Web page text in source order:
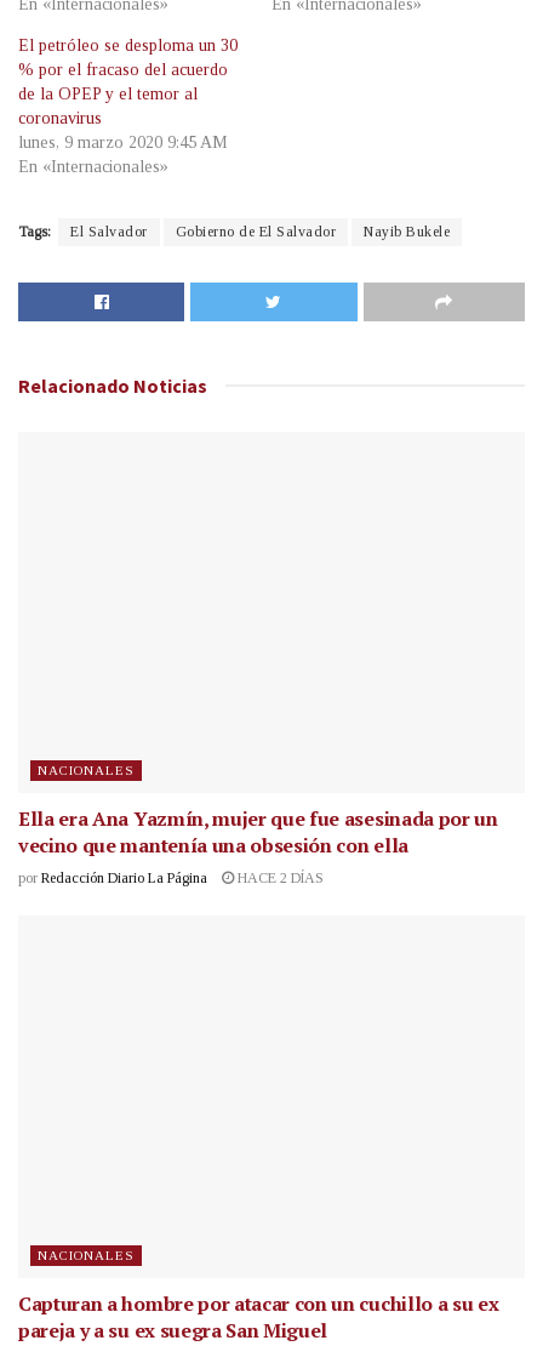
En «Internacionales» En «Internacionales»
El petróleo se desploma un 30
% por el fracaso del acuerdo
de la OPEP y el temor al
coronavirus
lunes, 9 marzo 2020 9:45 AM
En «Internacionales»
Tags: El Salvador Gobierno de El Salvador Nayib Bukele
Relacionado Noticias
NACIONALES
Ella era Ana Yazmín, mujer que fue asesinada por un
vecino que mantenía una obsesión con ella
por Redacción Diario La Página HACE 2 DÍAS
NACIONALES
Capturan a hombre por atacar con un cuchillo a su ex
pareja y a su ex suegra San Miguel